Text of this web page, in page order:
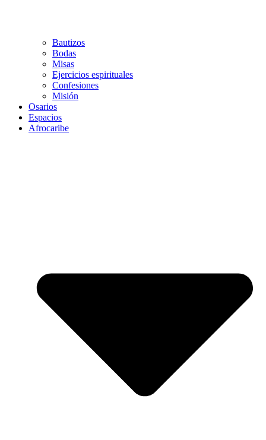
Bautizos
Bodas
Misas
Ejercicios espirituales
Confesiones
Misión
Osarios
Espacios
Afrocaribe